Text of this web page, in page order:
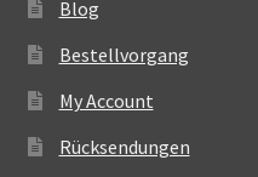
Blog
Bestellvorgang
My Account
Rücksendungen